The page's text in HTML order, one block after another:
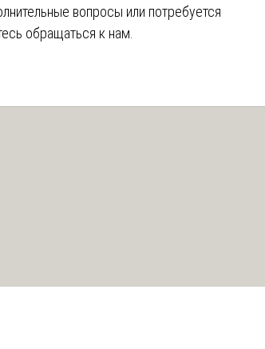
вопросы или потребуется
обращаться к нам.